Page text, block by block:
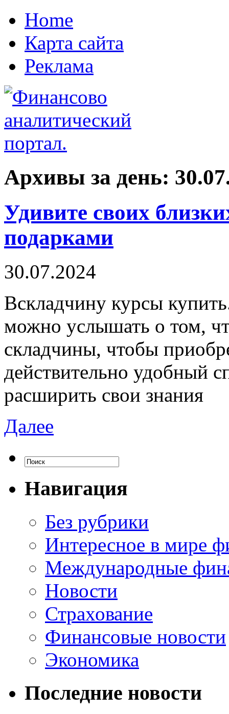
Home
Карта сайта
Реклама
Архивы за день:
Удивите своих
подарками
30.07.2024
Всклaдчину курсы
можно услышать о том,
складчины, чтобы
действительно удобный
расширить свои знания
Далее
Навигация
Без рубрики
Интересное в мире
Международные
Новости
Страхование
Финансовые новости
Экономика
Последние новости